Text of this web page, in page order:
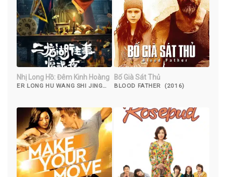
Nhị Long Hồ: Đêm Kinh Hoàng
ER LONG HU WANG SHI JING
Bố Già Sát Thủ
BLOOD FATHER (2016)